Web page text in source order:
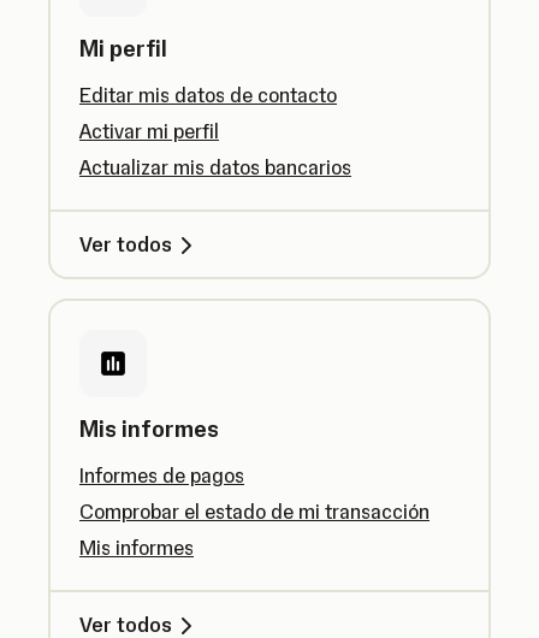
Mi perfil
Editar mis datos de contacto
Activar mi perfil
Actualizar mis datos bancarios
Ver todos
Mis informes
Informes de pagos
Comprobar el estado de mi transacción
Mis informes
Ver todos